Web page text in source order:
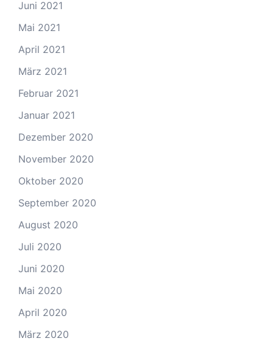
Juni 2021
Mai 2021
April 2021
März 2021
Februar 2021
Januar 2021
Dezember 2020
November 2020
Oktober 2020
September 2020
August 2020
Juli 2020
Juni 2020
Mai 2020
April 2020
März 2020